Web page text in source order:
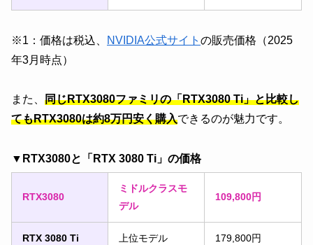
※1：価格は税込、 NVIDIA公式サイト の販売価格（2025
年3月時点）
また、 同じRTX3080ファミリの「RTX3080 Ti」と比較し
てもRTX3080は約8万円安く購入できるのが魅力です。
▼RTX3080と「RTX 3080 Ti」の価格
RTX3080
ミドルクラスモ
デル
109,800円
RTX 3080 Ti 上位モデル 179,800円